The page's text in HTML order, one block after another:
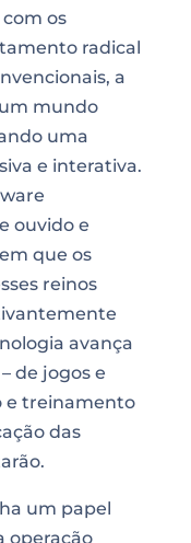
os
radical
a
mundo
uma
e interativa.
ouvido e
que os
reinos
avança
de jogos e
e treinamento
das
um papel
operação